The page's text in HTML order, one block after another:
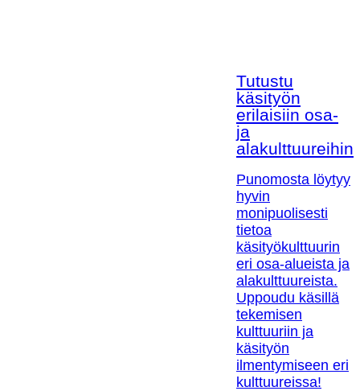
Tutustu
käsityön
erilaisiin osa-
ja
alakulttuureihin!
Punomosta löytyy
hyvin
monipuolisesti
tietoa
käsityökulttuurin
eri osa-alueista ja
alakulttuureista.
Uppoudu käsillä
tekemisen
kulttuuriin ja
käsityön
ilmentymiseen eri
kulttuureissa!